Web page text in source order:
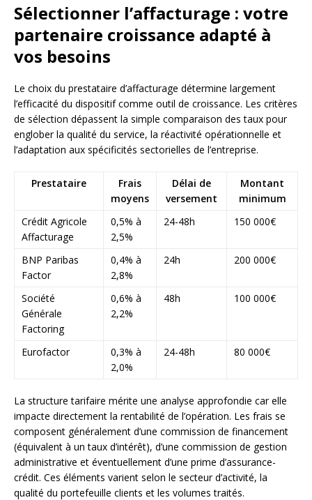
Sélectionner l’affacturage : votre
partenaire croissance adapté à
vos besoins
Le choix du prestataire d’affacturage détermine largement
l’efficacité du dispositif comme outil de croissance. Les critères
de sélection dépassent la simple comparaison des taux pour
englober la qualité du service, la réactivité opérationnelle et
l’adaptation aux spécificités sectorielles de l’entreprise.
Prestataire
Frais
moyens
Délai de
versement
Montant
minimum
Crédit Agricole
Affacturage
0,5% à
2,5%
24-48h 150 000€
BNP Paribas
Factor
0,4% à
2,8%
24h 200 000€
Société
Générale
Factoring
0,6% à
2,2%
48h 100 000€
Eurofactor
0,3% à
2,0%
24-48h 80 000€
La structure tarifaire mérite une analyse approfondie car elle
impacte directement la rentabilité de l’opération. Les frais se
composent généralement d’une commission de financement
(équivalent à un taux d’intérêt), d’une commission de gestion
administrative et éventuellement d’une prime d’assurance-
crédit. Ces éléments varient selon le secteur d’activité, la
qualité du portefeuille clients et les volumes traités.